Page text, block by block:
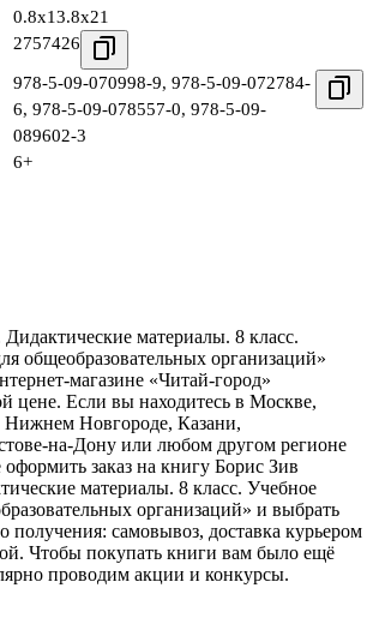
0.8x13.8x21
2757426
978-5-09-070998-9, 978-5-09-072784-
6, 978-5-09-078557-0, 978-5-09-
089602-3
6+
материалы. 8 класс.
общеобразовательных организаций»
магазине «Читай-город»
цене. Если вы находитесь в Москве,
Нижнем Новгороде, Казани,
на-Дону или любом другом регионе
заказ на книгу Борис Зив
материалы. 8 класс. Учебное
организаций» и выбрать
получения: самовывоз, доставка курьером
Чтобы покупать книги вам было ещё
проводим акции и конкурсы.